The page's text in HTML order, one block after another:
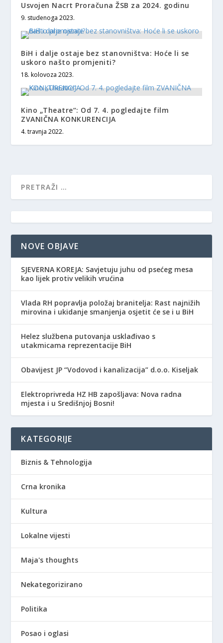
Usvojen Nacrt Proračuna ŽSB za 2024. godinu
9. studenoga 2023.
BiH i dalje ostaje bez stanovništva: Hoće li se
uskoro našto promjeniti?
18. kolovoza 2023.
Kino „Theatre“: Od 7. 4. pogledajte film
ZVANIČNA KONKURENCIJA
4. travnja 2022.
NOVE OBJAVE
SJEVERNA KOREJA: Savjetuju juhu od psećeg mesa
kao lijek protiv velikih vrućina
Vlada RH popravlja položaj branitelja: Rast najnižih
mirovina i ukidanje smanjenja osjetit će se i u BiH
Helez službena putovanja usklađivao s
utakmicama reprezentacije BiH
Obavijest JP “Vodovod i kanalizacija” d.o.o. Kiseljak
Elektroprivreda HZ HB zapošljava: Nova radna
mjesta i u Središnjoj Bosni!
KATEGORIJE
Biznis & Tehnologija
Crna kronika
Kultura
Lokalne vijesti
Maja's thoughts
Nekategorizirano
Politika
Posao i oglasi